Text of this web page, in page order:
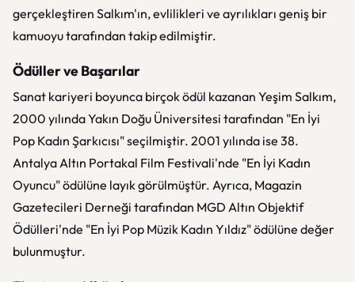
gerçekleştiren Salkım'ın, evlilikleri ve ayrılıkları geniş bir
kamuoyu tarafından takip edilmiştir.
Ödüller ve Başarılar
Sanat kariyeri boyunca birçok ödül kazanan Yeşim Salkım,
2000 yılında Yakın Doğu Üniversitesi tarafından "En İyi
Pop Kadın Şarkıcısı" seçilmiştir. 2001 yılında ise 38.
Antalya Altın Portakal Film Festivali'nde "En İyi Kadın
Oyuncu" ödülüne layık görülmüştür. Ayrıca, Magazin
Gazetecileri Derneği tarafından MGD Altın Objektif
Ödülleri'nde "En İyi Pop Müzik Kadın Yıldız" ödülüne değer
bulunmuştur.